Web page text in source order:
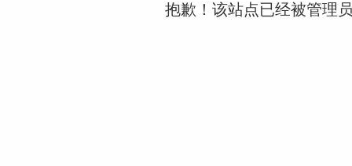
抱歉！该站点已经被管理